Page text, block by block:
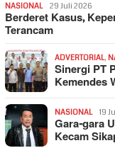
NASIONAL 29 Juli 2026
Berderet Kasus,
Terancam
ADVERTORIAL,
Sinergi PT
Kemendes
NASIONAL 19
Gara-gara
Kecam